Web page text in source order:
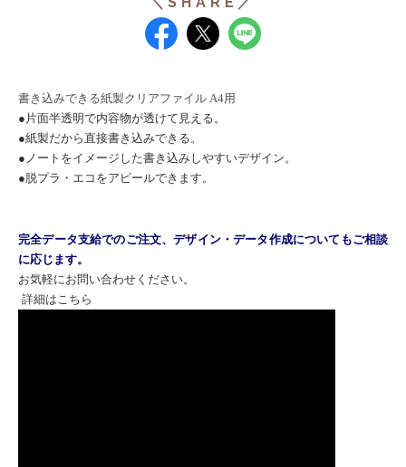
書き込みできる紙製クリアファイル A4用
●片面半透明で内容物が透けて見える。
●紙製だから直接書き込みできる。
●ノートをイメージした書き込みしやすいデザイン。
●脱プラ・エコをアピールできます。
完全データ支給でのご注文、デザイン・データ作成についてもご相談
に応じます。
お気軽にお問い合わせください。
詳細はこちら